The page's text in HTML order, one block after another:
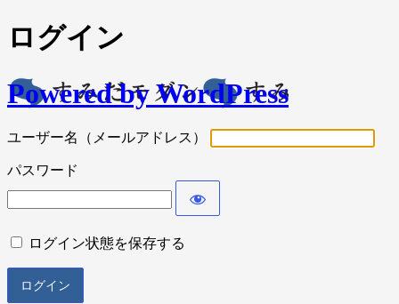
ログイン
Powered by WordPress
ユーザー名（メールアドレス）
パスワード
ログイン状態を保存する